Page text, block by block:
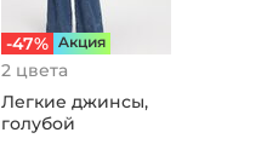
-47% Aкция
2 цвета
Легкие джинсы,
голубой